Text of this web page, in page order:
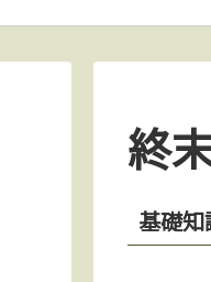
終
基礎知